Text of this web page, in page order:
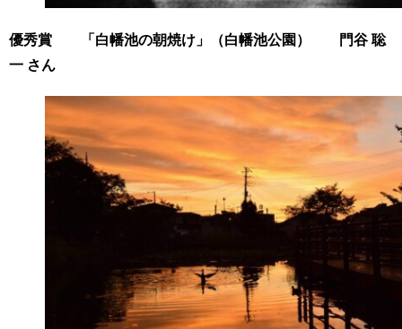
優秀賞 「白幡池の朝焼け」（白幡池公園） 門谷 聡
一 さん